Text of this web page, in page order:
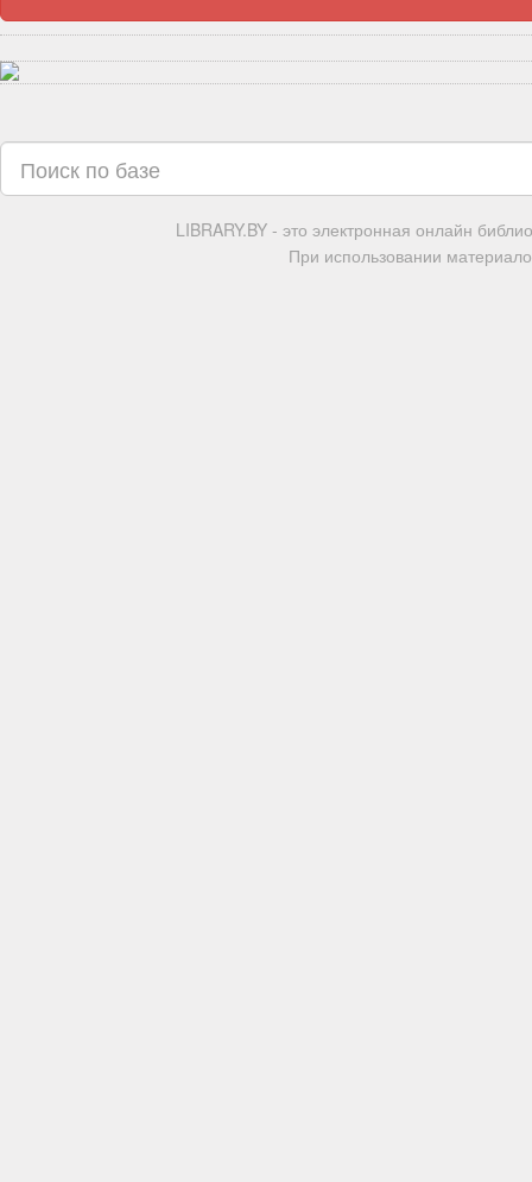
LIBRARY.BY - это электронная онлайн
При использовании